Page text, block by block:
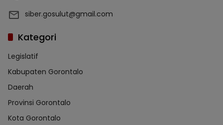
siber.gosulut@gmail.com
Kategori
Legislatif
Kabupaten Gorontalo
Daerah
Provinsi Gorontalo
Kota Gorontalo